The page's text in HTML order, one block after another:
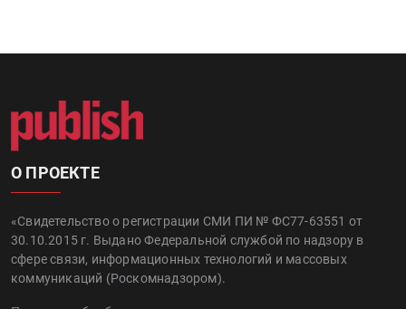
О ПРОЕКТЕ
«Свидетельство о регистрации СМИ ПИ № ФС77-63551 от
30.10.2015 г. Выдано Федеральной службой по надзору в
сфере связи, информационных технологий и массовых
коммуникаций (Роскомнадзором).